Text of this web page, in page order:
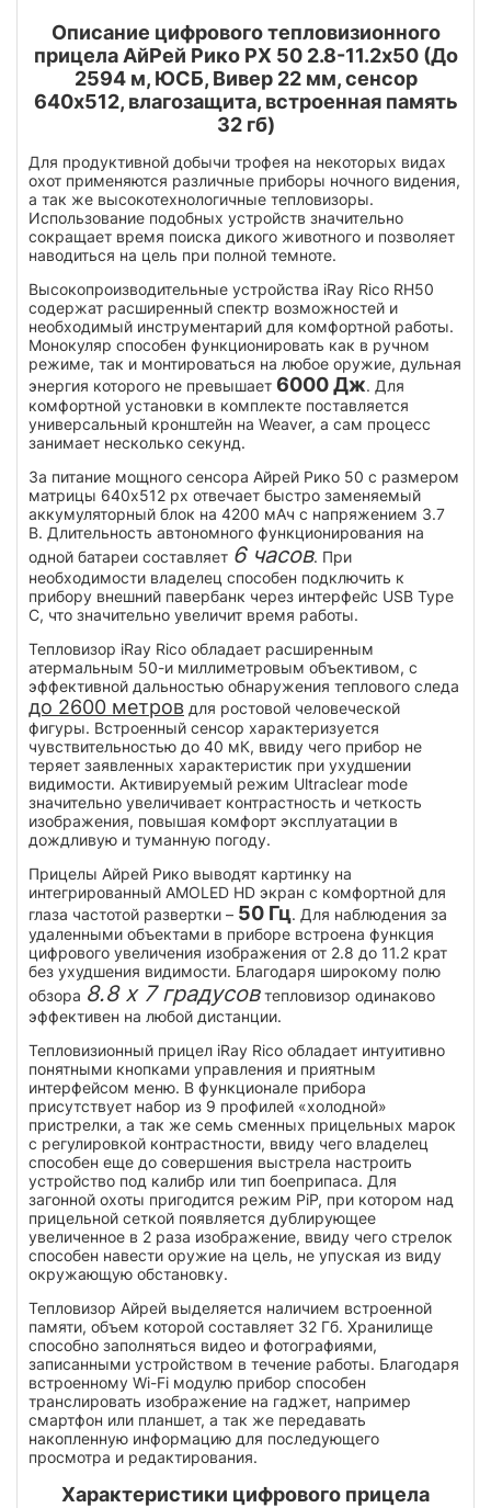
Описание цифрового тепловизионного
прицела АйРей Рико РХ 50 2.8-11.2x50 (До
2594 м, ЮСБ, Вивер 22 мм, сенсор
640x512, влагозащита, встроенная память
32 гб)
Для продуктивной добычи трофея на некоторых видах
охот применяются различные приборы ночного видения,
а так же высокотехнологичные тепловизоры.
Использование подобных устройств значительно
сокращает время поиска дикого животного и позволяет
наводиться на цель при полной темноте.
Высокопроизводительные устройства iRay Rico RH50
содержат расширенный спектр возможностей и
необходимый инструментарий для комфортной работы.
Монокуляр способен функционировать как в ручном
режиме, так и монтироваться на любое оружие, дульная
энергия которого не превышает 6000 Дж. Для
комфортной установки в комплекте поставляется
универсальный кронштейн на Weaver, а сам процесс
занимает несколько секунд.
За питание мощного сенсора Айрей Рико 50 с размером
матрицы 640x512 px отвечает быстро заменяемый
аккумуляторный блок на 4200 мАч с напряжением 3.7
В. Длительность автономного функционирования на
одной батареи составляет 6 часов. При
необходимости владелец способен подключить к
прибору внешний павербанк через интерфейс USB Type
C, что значительно увеличит время работы.
Тепловизор iRay Rico обладает расширенным
атермальным 50-и миллиметровым объективом, с
эффективной дальностью обнаружения теплового следа
до 2600 метров для ростовой человеческой
фигуры. Встроенный сенсор характеризуется
чувствительностью до 40 мК, ввиду чего прибор не
теряет заявленных характеристик при ухудшении
видимости. Активируемый режим Ultraclear mode
значительно увеличивает контрастность и четкость
изображения, повышая комфорт эксплуатации в
дождливую и туманную погоду.
Прицелы Айрей Рико выводят картинку на
интегрированный AMOLED HD экран с комфортной для
глаза частотой развертки – 50 Гц. Для наблюдения за
удаленными объектами в приборе встроена функция
цифрового увеличения изображения от 2.8 до 11.2 крат
без ухудшения видимости. Благодаря широкому полю
обзора 8.8 x 7 градусовтепловизор одинаково
эффективен на любой дистанции.
Тепловизионный прицел iRay Rico обладает интуитивно
понятными кнопками управления и приятным
интерфейсом меню. В функционале прибора
присутствует набор из 9 профилей «холодной»
пристрелки, а так же семь сменных прицельных марок
с регулировкой контрастности, ввиду чего владелец
способен еще до совершения выстрела настроить
устройство под калибр или тип боеприпаса. Для
загонной охоты пригодится режим PiP, при котором над
прицельной сеткой появляется дублирующее
увеличенное в 2 раза изображение, ввиду чего стрелок
способен навести оружие на цель, не упуская из виду
окружающую обстановку.
Тепловизор Айрей выделяется наличием встроенной
памяти, объем которой составляет 32 Гб. Хранилище
способно заполняться видео и фотографиями,
записанными устройством в течение работы. Благодаря
встроенному Wi-Fi модулю прибор способен
транслировать изображение на гаджет, например
смартфон или планшет, а так же передавать
накопленную информацию для последующего
просмотра и редактирования.
Характеристики цифрового прицела